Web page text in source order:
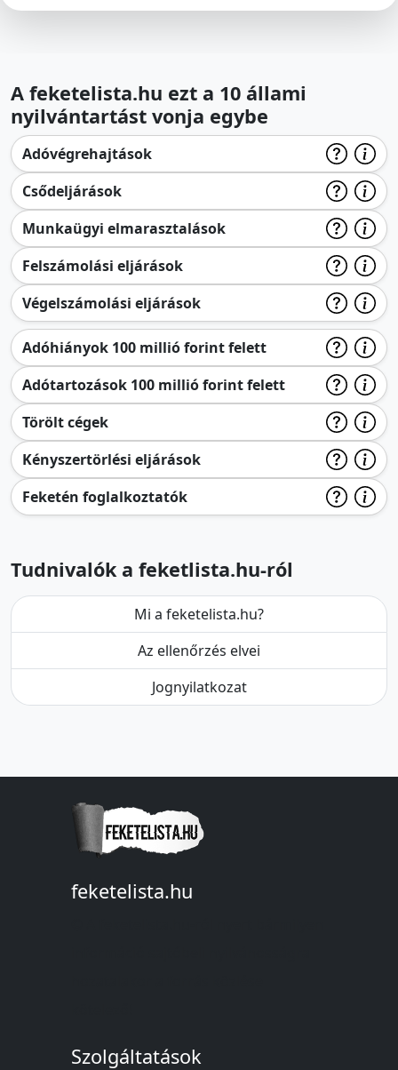
A feketelista.hu ezt a 10 állami
nyilvántartást vonja egybe
Adóvégrehajtások
Csődeljárások
Munkaügyi elmarasztalások
Felszámolási eljárások
Végelszámolási eljárások
Adóhiányok 100 millió forint felett
Adótartozások 100 millió forint felett
Törölt cégek
Kényszertörlési eljárások
Feketén foglalkoztatók
Tudnivalók a feketlista.hu-ról
Mi a feketelista.hu?
Az ellenőrzés elvei
Jognyilatkozat
feketelista.hu
Szolgáltatások